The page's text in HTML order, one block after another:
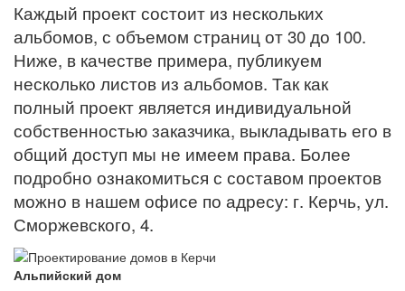
Каждый проект состоит из нескольких
альбомов, с объемом страниц от 30 до 100.
Ниже, в качестве примера, публикуем
несколько листов из альбомов. Так как
полный проект является индивидуальной
собственностью заказчика, выкладывать его в
общий доступ мы не имеем права. Более
подробно ознакомиться с составом проектов
можно в нашем офисе по адресу: г. Керчь, ул.
Сморжевского, 4.
Альпийский дом